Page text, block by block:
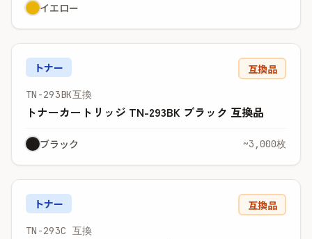
イエロー
トナー 互換品
TN-293BK互換
トナーカートリッジ TN-293BK ブラック 互換品
ブラック ~3,000枚
トナー 互換品
TN-293C 互換